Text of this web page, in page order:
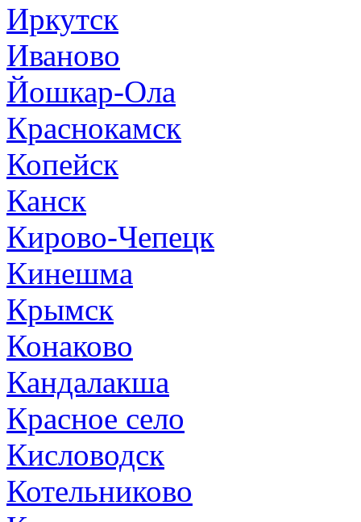
Иркутск
Иваново
Йошкар-Ола
Краснокамск
Копейск
Канск
Кирово-Чепецк
Кинешма
Крымск
Конаково
Кандалакша
Красное село
Кисловодск
Котельниково